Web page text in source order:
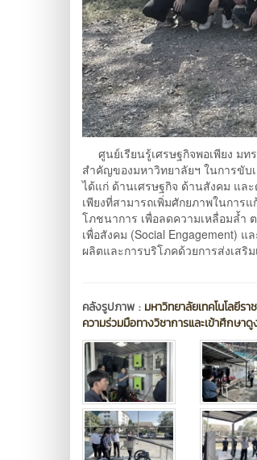
ศูนย์เรียนรู้เศรษฐกิจพอเพียง ม
สำคัญของมหาวิทยาลัยฯ ในการขั
ได้แก่ ด้านเศรษฐกิจ ด้านสังคม แ
เพียงที่สามารถเพิ่มศักยภาพในกา
โภชนาการ เพื่อลดความเหลื่อมล้ำ
เพื่อสังคม (Social Engagement)
ผลิตและการบริโภคด้วยการส่งเสริ
คลังรูปภาพ : มหาวิทยาลัยเทคโนโลยี
ความร่วมมือทางวิชาการและเข้าศึกษา